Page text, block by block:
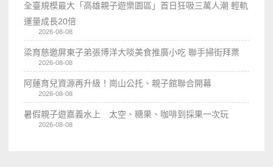
全臺規模最大「高雄親子遊樂園區」首日狂吸三萬人潮 輕軌
運量成長20倍
2026-08-08
梁育慈邀屏東子弟張博洋大啖美食推廣小吃 聯手掃街拜票
2026-08-08
阿蓮育兒資源再升級！崗山公托、親子館聯合開幕
2026-08-08
暑假親子遊嘉義水上 太空、糖果、咖啡到採果一次玩
2026-08-08